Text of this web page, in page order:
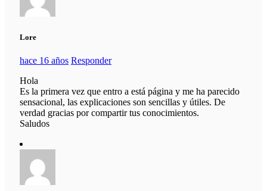
Lore
hace 16 años Responder
Hola
Es la primera vez que entro a está página y me ha parecido
sensacional, las explicaciones son sencillas y útiles. De
verdad gracias por compartir tus conocimientos.
Saludos